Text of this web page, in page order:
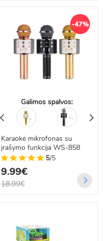
-47%
Galimos spalvos:
Karaokė mikrofonas su
įrašymo funkcija WS-858
5/5
9.99€
18.99€